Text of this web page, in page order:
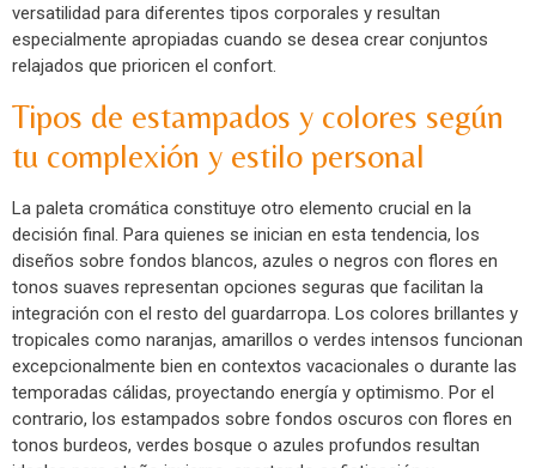
versatilidad para diferentes tipos corporales y resultan
especialmente apropiadas cuando se desea crear conjuntos
relajados que prioricen el confort.
Tipos de estampados y colores según
tu complexión y estilo personal
La paleta cromática constituye otro elemento crucial en la
decisión final. Para quienes se inician en esta tendencia, los
diseños sobre fondos blancos, azules o negros con flores en
tonos suaves representan opciones seguras que facilitan la
integración con el resto del guardarropa. Los colores brillantes y
tropicales como naranjas, amarillos o verdes intensos funcionan
excepcionalmente bien en contextos vacacionales o durante las
temporadas cálidas, proyectando energía y optimismo. Por el
contrario, los estampados sobre fondos oscuros con flores en
tonos burdeos, verdes bosque o azules profundos resultan